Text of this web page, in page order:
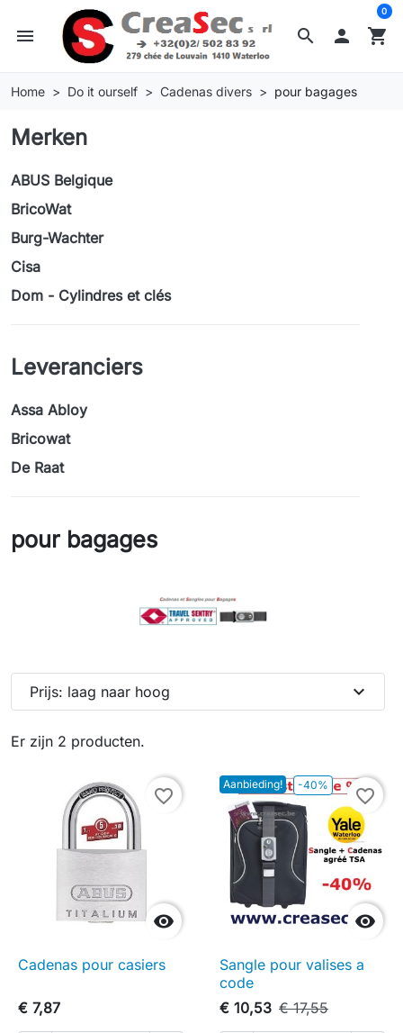
search
menu  shopping_cart
0
Home Do it ourself Cadenas divers pour bagages
Merken
ABUS Belgique
BricoWat
Burg-Wachter
Cisa
Dom - Cylindres et clés
Leveranciers
Assa Abloy
Bricowat
De Raat
pour bagages
Er zijn 2 producten.
Prijs: laag naar hoog expand_more

favorite_border
Cadenas pour casiers
€ 7,87
Aanbieding! -40%

favorite_border
Sangle pour valises a
code
€ 10,53 € 17,55